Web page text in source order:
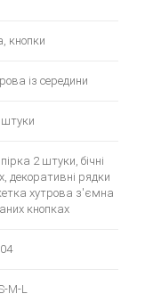
кнопки
із середини
штуки
2 штуки, бічні
декоративні рядки
хутрова з'ємна
кнопках
M-L